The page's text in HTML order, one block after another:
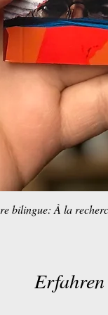
bilingue: À la